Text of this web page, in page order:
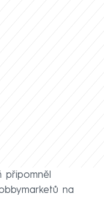
připomněl
na